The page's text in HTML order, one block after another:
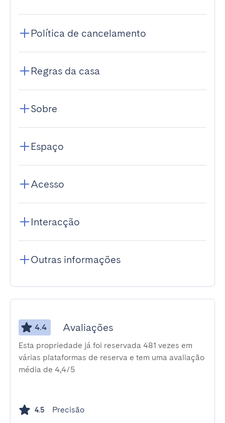
Política de cancelamento
Regras da casa
Sobre
Espaço
Acesso
Interacção
Outras informações
4.4 Avaliações
Esta propriedade já foi reservada 481 vezes em
várias plataformas de reserva e tem uma avaliação
média de 4,4/5
4.5 Precisão